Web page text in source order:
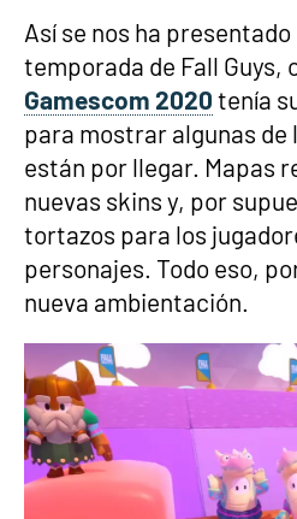
Así se nos ha presentado
temporada de Fall Guys,
Gamescom 2020 tenía
para mostrar algunas de
están por llegar. Mapas
nuevas skins y, por
tortazos para los
personajes. Todo eso,
nueva ambientación.